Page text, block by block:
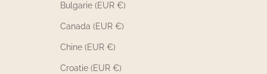
Bulgarie (EUR €)
Canada (EUR €)
Chine (EUR €)
Croatie (EUR €)